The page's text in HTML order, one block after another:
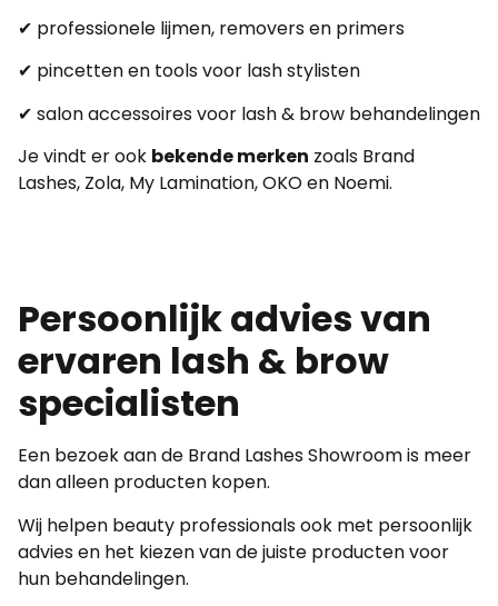
✔ professionele lijmen, removers en primers
✔ pincetten en tools voor lash stylisten
✔ salon accessoires voor lash & brow behandelingen
Je vindt er ook bekende merken zoals Brand
Lashes, Zola, My Lamination, OKO en Noemi.
Persoonlijk advies van
ervaren lash & brow
specialisten
Een bezoek aan de Brand Lashes Showroom is meer
dan alleen producten kopen.
Wij helpen beauty professionals ook met persoonlijk
advies en het kiezen van de juiste producten voor
hun behandelingen.